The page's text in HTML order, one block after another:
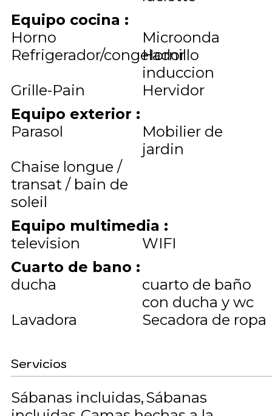
Equipo cocina :
Horno
Microonda
Refrigerador/congelador
Hornillo
induccion
Grille-Pain
Hervidor
Equipo exterior :
Parasol
Mobilier de
jardin
Chaise longue /
transat / bain de
soleil
Equipo multimedia :
television
WIFI
Cuarto de bano :
ducha
cuarto de baño
con ducha y wc
Lavadora
Secadora de ropa
Servicios
Sábanas incluidas Sábanas